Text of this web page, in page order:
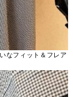
なフィット＆フレア